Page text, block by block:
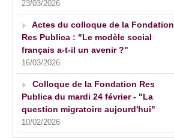
23/03/2026
Actes du colloque de la Fondation
Res Publica : "Le modèle social
français a-t-il un avenir ?"
16/03/2026
Colloque de la Fondation Res
Publica du mardi 24 février - "La
question migratoire aujourd'hui"
10/02/2026